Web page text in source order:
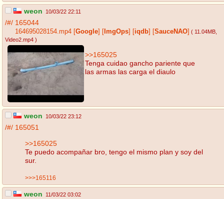
weon 10/03/22 22:11
/#/ 165044
164695028154.mp4 Google ImgOps iqdb SauceNAO ( 11.04MB
Video2.mp4 )
>>165025
Tenga cuidao gancho pariente que
las armas las carga el diaulo
weon 10/03/22 23:12
/#/ 165051
>>165025
Te puedo acompañar bro, tengo el mismo plan y soy del
sur.
>>>165116
weon 11/03/22 03:02